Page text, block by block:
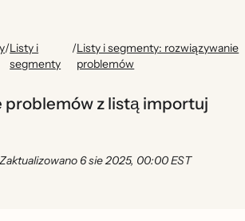
/Listy i
segmenty
/Listy i segmenty: rozwiązywanie
problemów
problemów z listą importuj
Zaktualizowano 6 sie 2025, 00:00 EST